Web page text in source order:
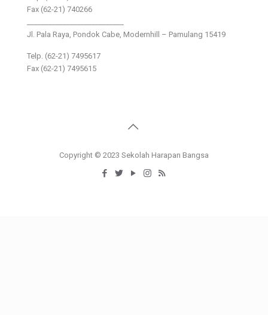
Fax (62-21) 740266
Jl. Pala Raya, Pondok Cabe, Modernhill – Pamulang 15419
Telp. (62-21) 7495617
Fax (62-21) 7495615
Copyright © 2023 Sekolah Harapan Bangsa